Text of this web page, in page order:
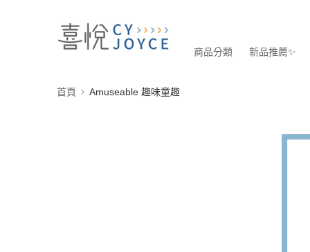
商品分類 新品推薦✨
首頁 Amuseable 趣味童趣